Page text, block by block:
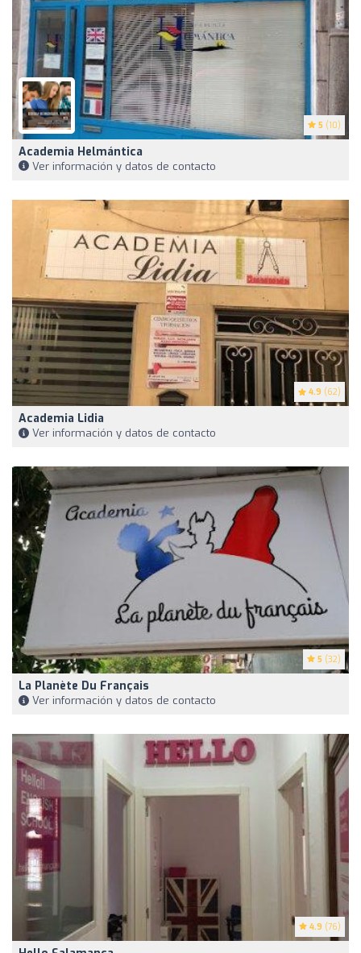
5 (10)
Academia Helmántica
Ver información y datos de contacto
4.9 (62)
Academia Lidia
Ver información y datos de contacto
5 (32)
La Planète Du Français
Ver información y datos de contacto
4.9 (76)